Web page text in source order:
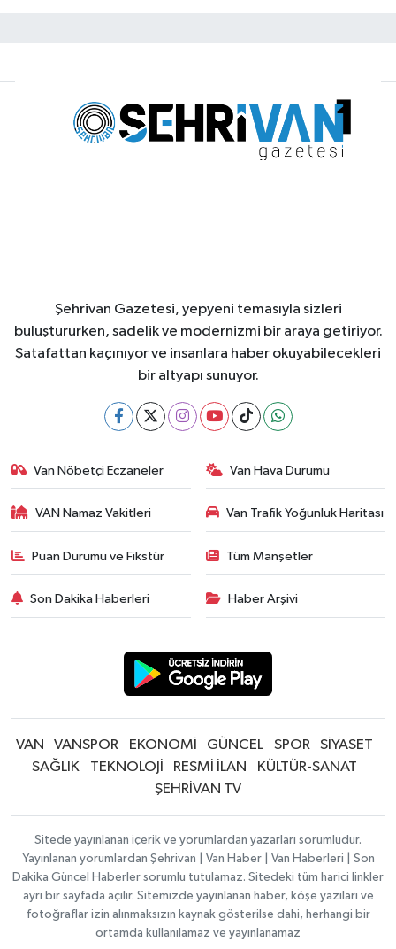
Şehrivan Gazetesi, yepyeni temasıyla sizleri
buluştururken, sadelik ve modernizmi bir araya getiriyor.
Şatafattan kaçınıyor ve insanlara haber okuyabilecekleri
bir altyapı sunuyor.
Van Nöbetçi Eczaneler Van Hava Durumu
VAN Namaz Vakitleri Van Trafik Yoğunluk Haritası
Puan Durumu ve Fikstür Tüm Manşetler
Son Dakika Haberleri Haber Arşivi
VAN VANSPOR EKONOMİ GÜNCEL SPOR
SİYASET
SAĞLIK
TEKNOLOJİ RESMİ İLAN
KÜLTÜR-SANAT
ŞEHRİVAN TV
Sitede yayınlanan içerik ve yorumlardan yazarları sorumludur.
Yayınlanan yorumlardan Şehrivan | Van Haber | Van Haberleri | Son
Dakika Güncel Haberler sorumlu tutulamaz. Sitedeki tüm harici linkler
ayrı bir sayfada açılır. Sitemizde yayınlanan haber, köşe yazıları ve
fotoğraflar izin alınmaksızın kaynak gösterilse dahi, herhangi bir
ortamda kullanılamaz ve yayınlanamaz